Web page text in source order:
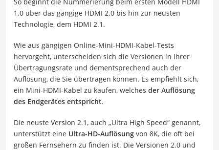
1.0 über das gängige HDMI 2.0 bis hin zur neusten
Technologie, dem HDMI 2.1.
Wie aus gängigen Online-Mini-HDMI-Kabel-Tests
hervorgeht, unterscheiden sich die Versionen in Ihrer
Übertragungsrate und dementsprechend auch der
Auflösung, die Sie übertragen können. Es empfiehlt sich,
ein Mini-HDMI-Kabel zu kaufen, welches der Auflösung
des Endgerätes entspricht.
Die neuste Version 2.1, auch „Ultra High Speed“ genannt,
unterstützt eine Ultra-HD-Auflösung von 8K, die oft bei
großen Fernsehern zu finden ist. Die Versionen 2.0 und